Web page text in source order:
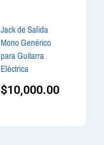
Jack de Salida
Mono Genérico
para Guitarra
Eléctrica
$10,000.00